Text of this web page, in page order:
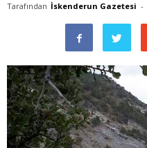
Tarafından İskenderun Gazetesi -